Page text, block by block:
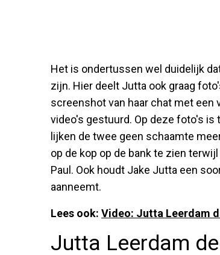
Het is ondertussen wel duidelijk
zijn. Hier deelt Jutta ook graag
screenshot van haar chat met een
video's gestuurd. Op deze foto's is
lijken de twee geen schaamte
op de kop op de bank te zien
Paul. Ook houdt Jake Jutta een
aanneemt.
Lees ook: Video: Jutta Leerdam
Jutta Leerdam